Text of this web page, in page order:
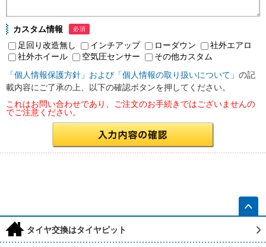
カスタム情報 必須
足回り改造無し インチアップ ローダウン
社外エアロ
社外ホイール
空気圧センサー
その他カスタム
「個人情報保護方針」および「個人情報の取り扱いについて」 の記
載内容にご了承の上、以下の確認ボタンを押してください。
これはお問い合わせであり、ご注文のお手続きではございませんの
でご注意ください。
h タイヤ交換はタイヤピット